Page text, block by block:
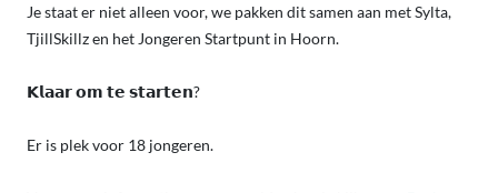
Je staat er niet alleen voor, we pakken dit samen aan met Sylta,
TjillSkillz en het Jongeren Startpunt in Hoorn.
𝗞𝗹𝗮𝗮𝗿 𝗼𝗺 𝘁𝗲 𝘀𝘁𝗮𝗿𝘁𝗲𝗻?
Er is plek voor 18 jongeren.